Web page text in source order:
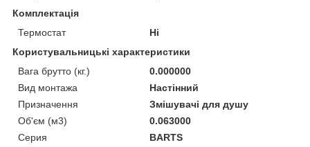
Комплектація
Термостат
Ні
Користувальницькі характеристики
Вага брутто (кг.)
0.000000
Вид монтажа
Настінний
Призначення
Змішувачі для душу
Об'єм (м3)
0.063000
Серия
BARTS